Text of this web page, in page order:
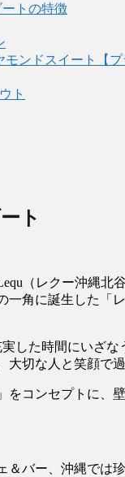
トの特徴
ンドスイート【プ
ト
ト
（レクー沖縄北
一角に誕生した「
実した時間にいざ
切な人と笑顔で
をコンセプトに、
バー、沖縄では